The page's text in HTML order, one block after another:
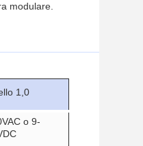
modulare.
1,0
o 9-